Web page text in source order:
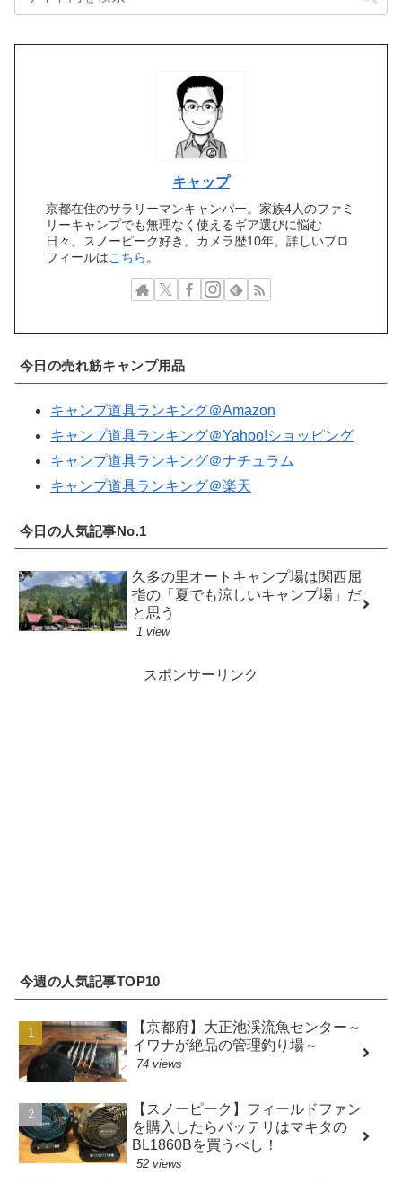
キャップ
京都在住のサラリーマンキャンパー。家族4人のファミ
リーキャンプでも無理なく使えるギア選びに悩む
日々。スノーピーク好き。カメラ歴10年。詳しいプロ
フィールはこちら。
今日の売れ筋キャンプ用品
キャンプ道具ランキング＠Amazon
キャンプ道具ランキング＠Yahoo!ショッピング
キャンプ道具ランキング＠ナチュラム
キャンプ道具ランキング＠楽天
今日の人気記事No.1
久多の里オートキャンプ場は関西屈
指の「夏でも涼しいキャンプ場」だ
と思う
1 view
スポンサーリンク
今週の人気記事TOP10
【京都府】大正池渓流魚センター～
イワナが絶品の管理釣り場～
74 views
【スノーピーク】フィールドファン
を購入したらバッテリはマキタの
BL1860Bを買うべし！
52 views